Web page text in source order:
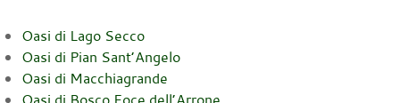
Oasi di Lago Secco
Oasi di Pian Sant’Angelo
Oasi di Macchiagrande